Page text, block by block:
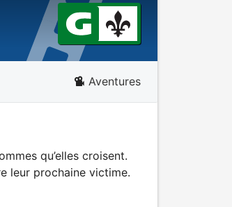
Aventures
qu’elles croisent.
leur prochaine victime.